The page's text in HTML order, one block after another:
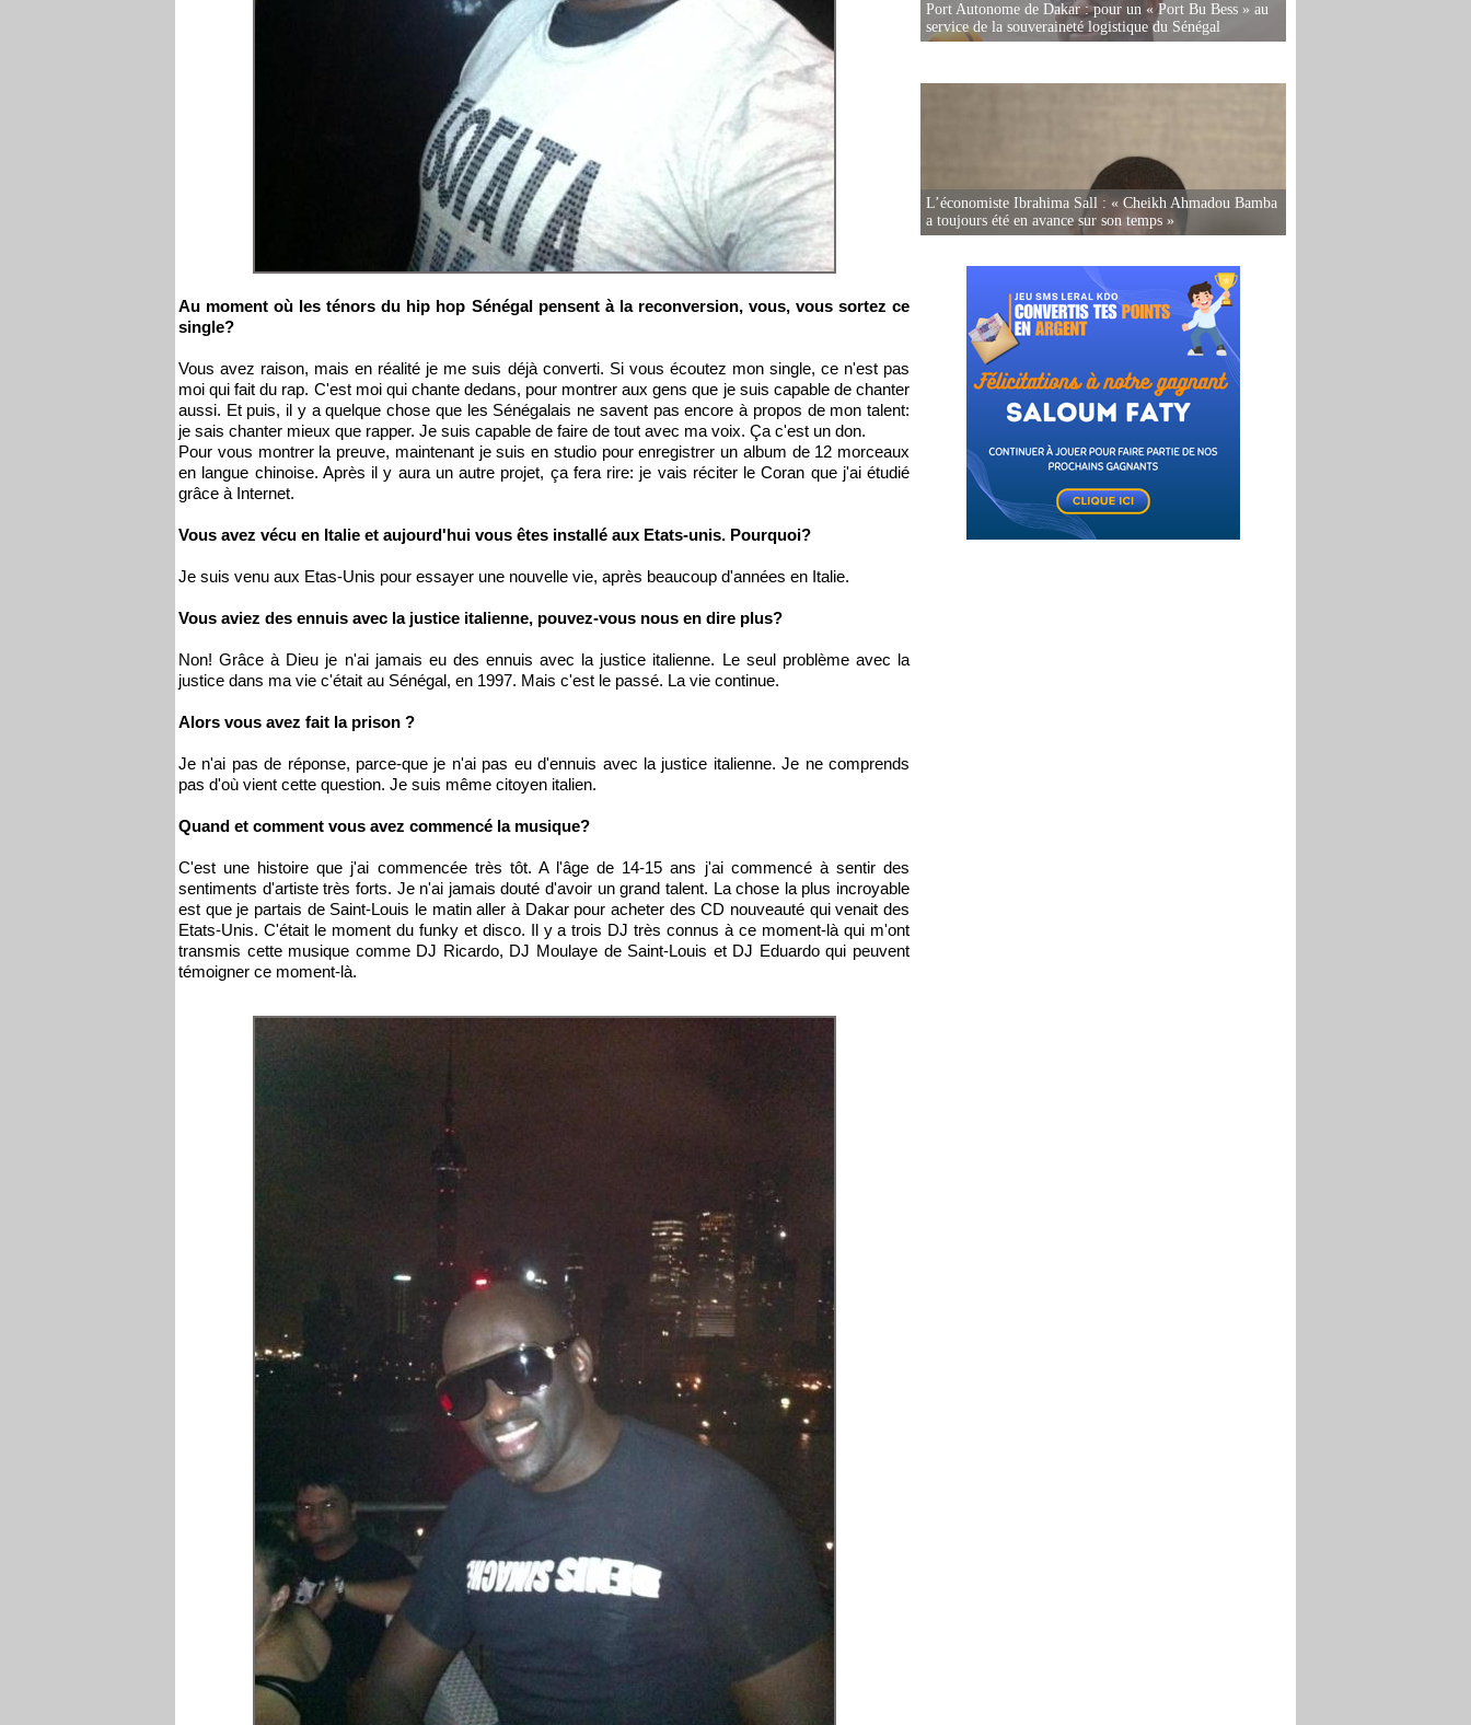
Au moment où les ténors du hip hop Sénégal pensent à la reconversion, vous, vous sortez ce
single?
Vous avez raison, mais en réalité je me suis déjà converti. Si vous écoutez mon single, ce n'est pas
moi qui fait du rap. C'est moi qui chante dedans, pour montrer aux gens que je suis capable de chanter
aussi. Et puis, il y a quelque chose que les Sénégalais ne savent pas encore à propos de mon talent:
je sais chanter mieux que rapper. Je suis capable de faire de tout avec ma voix. Ça c'est un don.
Pour vous montrer la preuve, maintenant je suis en studio pour enregistrer un album de 12 morceaux
en langue chinoise. Après il y aura un autre projet, ça fera rire: je vais réciter le Coran que j'ai étudié
grâce à Internet.
Vous avez vécu en Italie et aujourd'hui vous êtes installé aux Etats-unis. Pourquoi?
Je suis venu aux Etas-Unis pour essayer une nouvelle vie, après beaucoup d'années en Italie.
Vous aviez des ennuis avec la justice italienne, pouvez-vous nous en dire plus?
Non! Grâce à Dieu je n'ai jamais eu des ennuis avec la justice italienne. Le seul problème avec la
justice dans ma vie c'était au Sénégal, en 1997. Mais c'est le passé. La vie continue.
Alors vous avez fait la prison ?
Je n'ai pas de réponse, parce-que je n'ai pas eu d'ennuis avec la justice italienne. Je ne comprends
pas d'où vient cette question. Je suis même citoyen italien.
Quand et comment vous avez commencé la musique?
C'est une histoire que j'ai commencée très tôt. A l'âge de 14-15 ans j'ai commencé à sentir des
sentiments d'artiste très forts. Je n'ai jamais douté d'avoir un grand talent. La chose la plus incroyable
est que je partais de Saint-Louis le matin aller à Dakar pour acheter des CD nouveauté qui venait des
Etats-Unis. C'était le moment du funky et disco. Il y a trois DJ très connus à ce moment-là qui m'ont
transmis cette musique comme DJ Ricardo, DJ Moulaye de Saint-Louis et DJ Eduardo qui peuvent
témoigner ce moment-là.
Port Autonome de Dakar : pour un « Port Bu Bess » au
service de la souveraineté logistique du Sénégal
L’économiste Ibrahima Sall : « Cheikh Ahmadou Bamba
a toujours été en avance sur son temps »